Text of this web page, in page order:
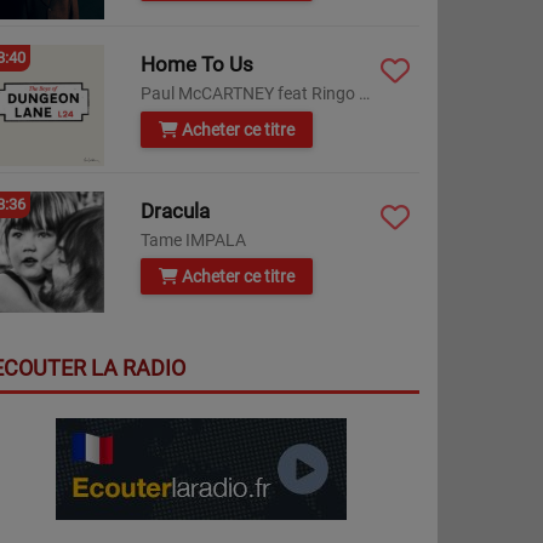
Home To Us
Paul McCARTNEY feat Ringo Starr
Acheter ce titre
Dracula
Tame IMPALA
Acheter ce titre
LA RADIO